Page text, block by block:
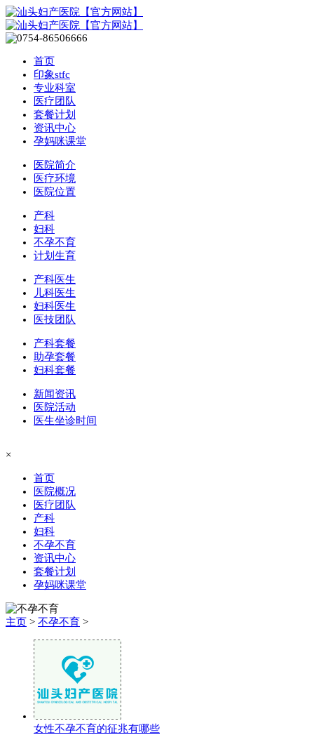
首页
印象stfc
专业科室
医疗团队
套餐计划
资讯中心
孕妈咪课堂
医院简介
医疗环境
医院位置
产科
妇科
不孕不育
计划生育
产科医生
儿科医生
妇科医生
医技团队
产科套餐
助孕套餐
妇科套餐
新闻资讯
医院活动
医生坐诊时间
×
首页
医院概况
医疗团队
产科
妇科
不孕不育
资讯中心
套餐计划
孕妈咪课堂
主页 > 不孕不育 >
女性不孕不育的征兆有哪些